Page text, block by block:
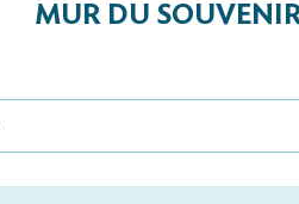
M Pierre Antoine
sera célébrée le mercredi 14
en l'église de Bégoux,
MUR DU